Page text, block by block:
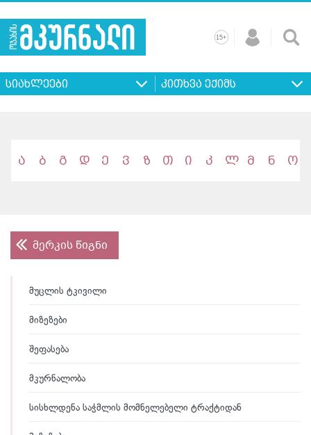
შესახებ ხშირად
კითხვები
15+
სიახლეები კითხვა ექიმს
ა ბ გ დ ე ვ ზ თ ი კ ლ მ ნ ო
მერკის წიგნი
მუცლის ტკივილი
მიზეზები
შეფასება
მკურნალობა
სისხლდენა საჭმლის მომნელებელი ტრაქტიდან